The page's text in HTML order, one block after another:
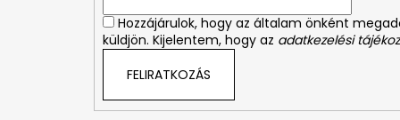
Hozzájárulok, hogy az általam önként
küldjön. Kijelentem, hogy az adatkezelési
FELIRATKOZÁS